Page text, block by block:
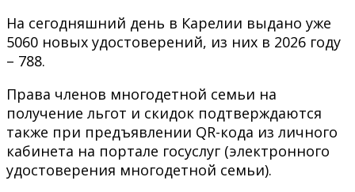
На сегодняшний день в Карелии выдано уже
5060 новых удостоверений, из них в 2026 году
– 788.
Права членов многодетной семьи на
получение льгот и скидок подтверждаются
также при предъявлении QR-кода из личного
кабинета на портале госуслуг (электронного
удостоверения многодетной семьи).